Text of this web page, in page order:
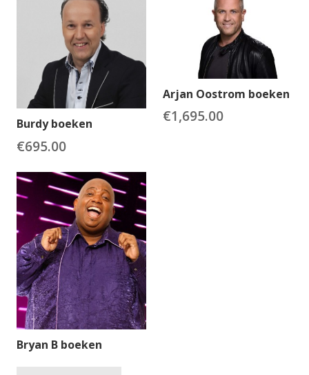
Burdy boeken
€695.00
Arjan Oostrom boeken
€1,695.00
Bryan B boeken